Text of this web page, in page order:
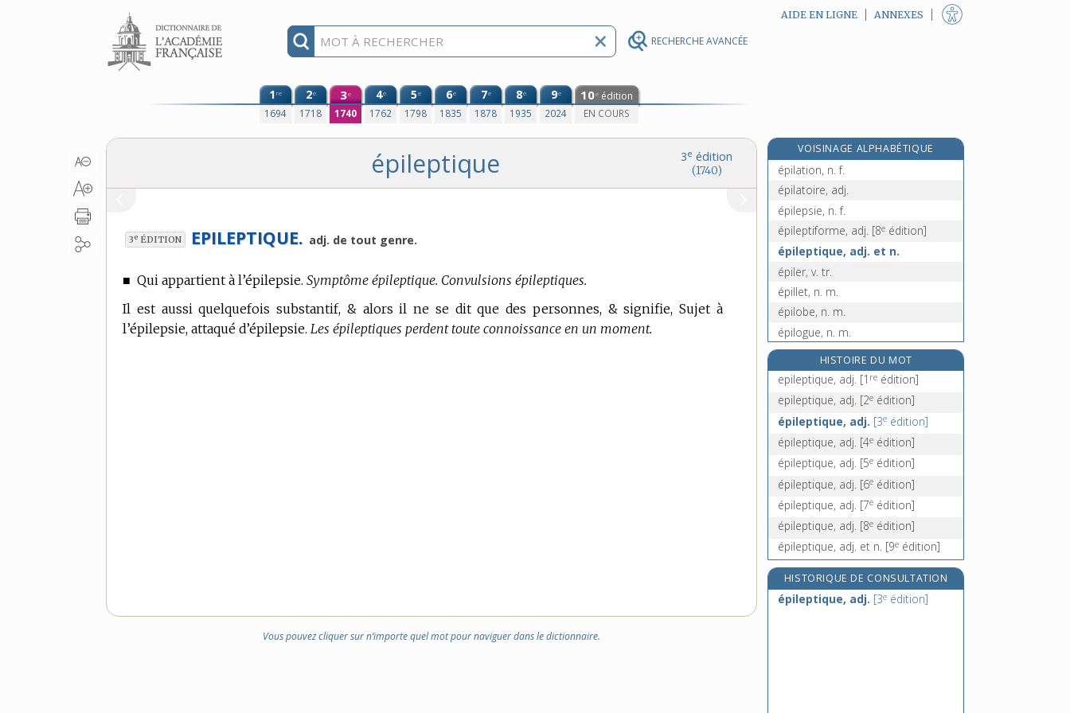
RECHERCHE AVANCÉE
Aller au contenu AIDE EN LIGNE ANNEXES
1re
1694
2e
1718
3e
1740
4e
1762
5e
1798
6e
1835
7e
1878
8e
1935
9e
2024
10e édition
EN COURS
3e édition
(1740)
épileptique
3e ÉDITION EPILEPTIQUE. adj. de tout genre.
■ Qui appartient à l’épilepsie. Symptôme épileptique. Convulsions épileptiques.
Il est aussi quelquefois substantif, & alors il ne se dit que des personnes, & signifie, Sujet à
l’épilepsie, attaqué d’épilepsie. Les épileptiques perdent toute connoissance en un moment.
Vous pouvez cliquer sur n’importe quel mot pour naviguer dans le dictionnaire.
VOISINAGE ALPHABÉTIQUE
épilage, n. m.
épilation, n. f.
épilatoire, adj.
épilepsie, n. f.
épileptiforme, adj. [8e édition]
épileptique, adj. et n.
épiler, v. tr.
épillet, n. m.
épilobe, n. m.
épilogue, n. m.
épiloguer, v. tr. et intr.
épilogueur, -euse, n.
épinaie, n. f.
épinçage, n. m.
HISTOIRE DU MOT
epileptique, adj. [1 re édition]
epileptique, adj. [2e édition]
épileptique, adj. [3e édition]
épileptique, adj. [4e édition]
épileptique, adj. [5e édition]
épileptique, adj. [6e édition]
épileptique, adj. [7e édition]
épileptique, adj. [8e édition]
épileptique, adj. et n. [9e édition]
HISTORIQUE DE CONSULTATION
épileptique, adj. [3e édition]